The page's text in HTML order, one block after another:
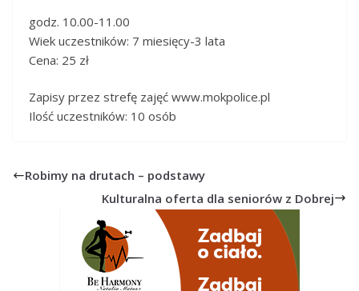
godz. 10.00-11.00
Wiek uczestników: 7 miesięcy-3 lata
Cena: 25 zł
Zapisy przez strefę zajęć www.mokpolice.pl
Ilość uczestników: 10 osób
Robimy na drutach – podstawy
Kulturalna oferta dla seniorów z Dobrej